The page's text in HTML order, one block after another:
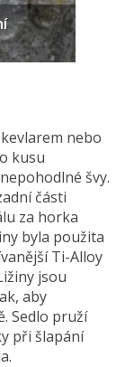
nebo
kusu
švy.
části
za horka
byla použita
Ti-Alloy
jsou
aby
Sedlo pruží
při šlapání